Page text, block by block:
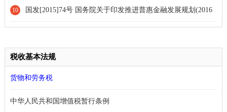
会保险费及其他基金规费管理类文书式样》的通知
10 国发[2015]74号 国务院关于印发推进普惠金融发展规划(2016
税收基本法规
货物和劳务税
中华人民共和国增值税暂行条例